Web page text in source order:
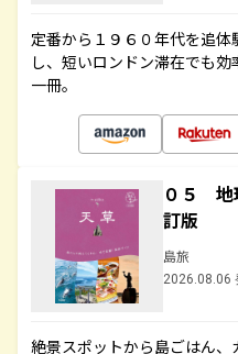
定番から１９６０年代を追
し、短いロンドン滞在でも
一冊。
０５
訂版
島旅
2026.08.06
絶景スポットから島ごはん